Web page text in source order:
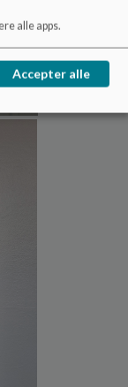
alle apps.
Accepter alle